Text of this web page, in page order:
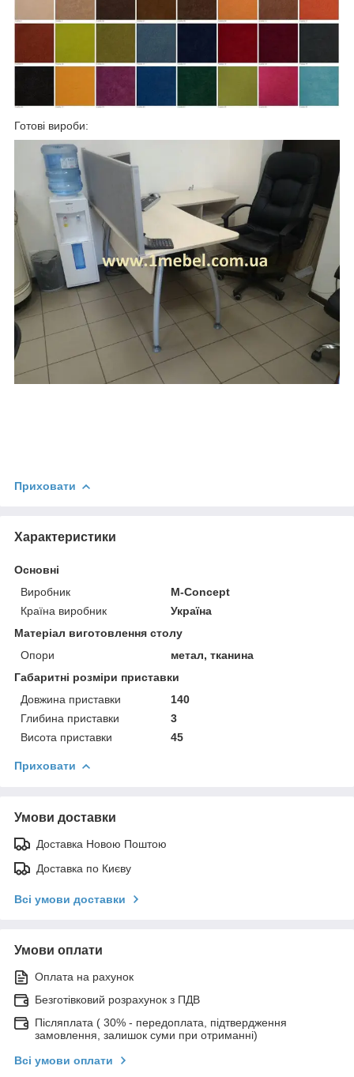
Готові вироби:
Приховати
Характеристики
Основні
Виробник
M-Concept
Країна виробник
Україна
Матеріал виготовлення столу
Опори
метал, тканина
Габаритні розміри приставки
Довжина приставки
140
Глибина приставки
3
Висота приставки
45
Приховати
Умови доставки
Доставка Новою Поштою
Доставка по Києву
Всі умови доставки
Умови оплати
Оплата на рахунок
Безготівковий розрахунок з ПДВ
Післяплата ( 30% - передоплата, підтвердження
замовлення, залишок суми при отриманні)
Всі умови оплати